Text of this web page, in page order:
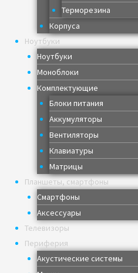
Терморезина
Корпуса
Ноутбуки
Ноутбуки
Моноблоки
Комплектующие
Блоки питания
Аккумуляторы
Вентиляторы
Клавиатуры
Матрицы
Планшеты, смартфоны
Смартфоны
Аксессуары
Телевизоры
Периферия
Акустические системы